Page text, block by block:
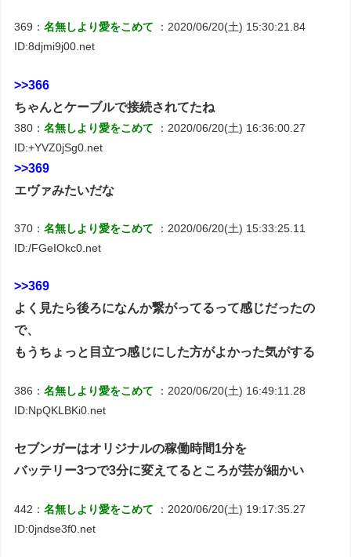
369：名無しより愛をこめて
：2020/06/20(土) 15:30:21.84
ID:8djmi9j00.net
>>366
ちゃんとケーブルで接続されてたね
380：名無しより愛をこめて
：2020/06/20(土) 16:36:00.27
ID:+YVZ0jSg0.net
>>369
エヴァみたいだな
370：名無しより愛をこめて
：2020/06/20(土) 15:33:25.11
ID:/FGeIOkc0.net
>>369
よく見たら後ろになんか繋がってるって感じだったの
で、
もうちょっと目立つ感じにした方がよかった気がする
386：名無しより愛をこめて
：2020/06/20(土) 16:49:11.28
ID:NpQKLBKi0.net
セブンガーはオリジナルの稼働時間1分を
バッテリー3つで3分に変えてるところが芸が細かい
442：名無しより愛をこめて
：2020/06/20(土) 19:17:35.27
ID:0jndse3f0.net